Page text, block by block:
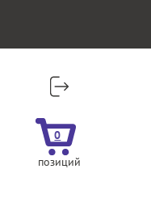
0
позиций